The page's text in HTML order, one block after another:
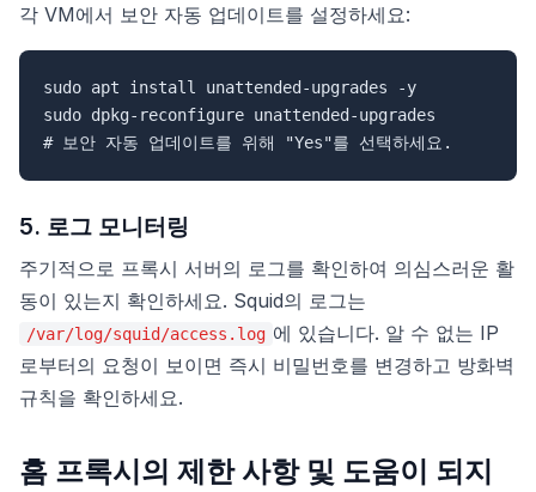
각 VM에서 보안 자동 업데이트를 설정하세요:
sudo apt install unattended-upgrades -y
sudo dpkg-reconfigure unattended-upgrades
5. 로그 모니터링
주기적으로 프록시 서버의 로그를 확인하여 의심스러운 활
동이 있는지 확인하세요. Squid의 로그는
/var/log/squid/access.log 에 있습니다. 알 수 없는 IP
로부터의 요청이 보이면 즉시 비밀번호를 변경하고 방화벽
규칙을 확인하세요.
홈 프록시의 제한 사항 및 도움이 되지